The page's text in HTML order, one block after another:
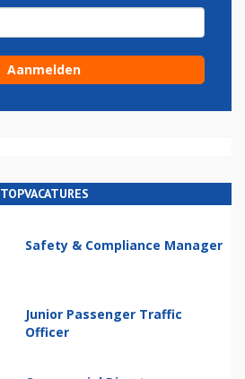
TOPVACATURES
Safety & Compliance Manager
Junior Passenger Traffic
Officer